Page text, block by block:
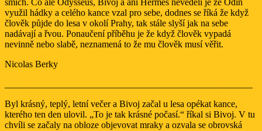
využil hádky a celého kance vzal pro sebe, dodnes se říká že když
člověk půjde do lesa v okolí Prahy, tak stále slyší jak na sebe
nadávají a řvou. Ponaučení příběhu je že když člověk vypadá
nevinně nebo slabě, neznamená to že mu člověk musí věřit.
Nicolas Berky
Byl krásný, teplý, letní večer a Bivoj začal u lesa opékat kance,
kterého ten den ulovil. „To je tak krásné počasí.“ říkal si Bivoj. V tu
chvíli se začaly na obloze objevovat mraky a ozvala se obrovská